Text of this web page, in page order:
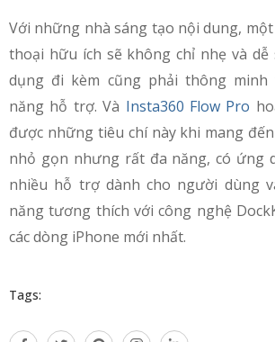
Với những nhà sáng tạo nội dung,
thoại hữu ích sẽ không chỉ nhẹ và
dụng đi kèm cũng phải thông
năng hỗ trợ. Và Insta360 Flow Pro
được những tiêu chí này khi mang
nhỏ gọn nhưng rất đa năng, có ứng
nhiều hỗ trợ dành cho người dùng
năng tương thích với công nghệ
các dòng iPhone mới nhất.
Tags: